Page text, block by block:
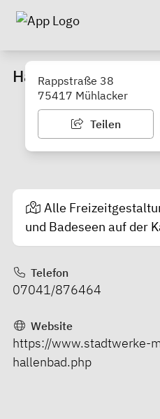
Hallenbad
Rappstraße 38
75417 Mühlacker
Teilen
Alle
und Badeseen auf der
Telefon
07041/876464
Website
https://www.stadtwerke-
hallenbad.php